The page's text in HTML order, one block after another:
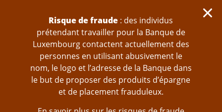
Risque de fraude : des individus
prétendant travailler pour la Banque de
Luxembourg contactent actuellement des
personnes en utilisant abusivement le
nom, le logo et l’adresse de la Banque dans
le but de proposer des produits d’épargne
et de placement frauduleux.